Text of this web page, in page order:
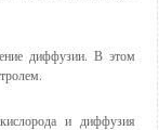
диффузии. В этом
и диффузия